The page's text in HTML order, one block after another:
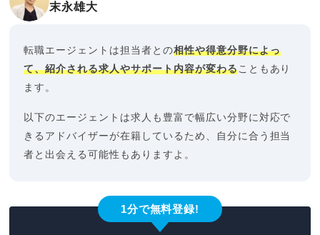
末永雄大
転職エージェントは担当者との相性や得意分野によっ
て、紹介される求人やサポート内容が変わることもあり
ます。
以下のエージェントは求人も豊富で幅広い分野に対応で
きるアドバイザーが在籍しているため、自分に合う担当
者と出会える可能性もありますよ。
1分で無料登録!